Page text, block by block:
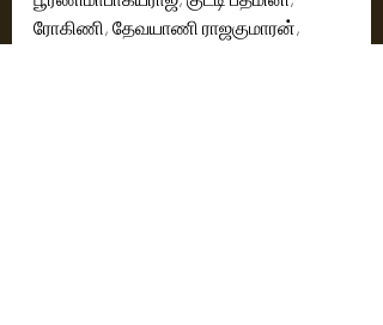
ரோகிணி, தேவயாணி ராஜகுமாரன்,